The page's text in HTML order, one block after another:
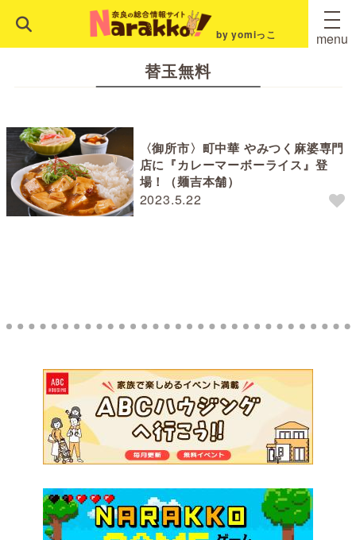
by yomiっこ menu
替玉無料
2023.5.22
〈御所市〉町中華 やみつく麻婆専門
店に『カレーマーボーライス』登
場！（麺吉本舗）